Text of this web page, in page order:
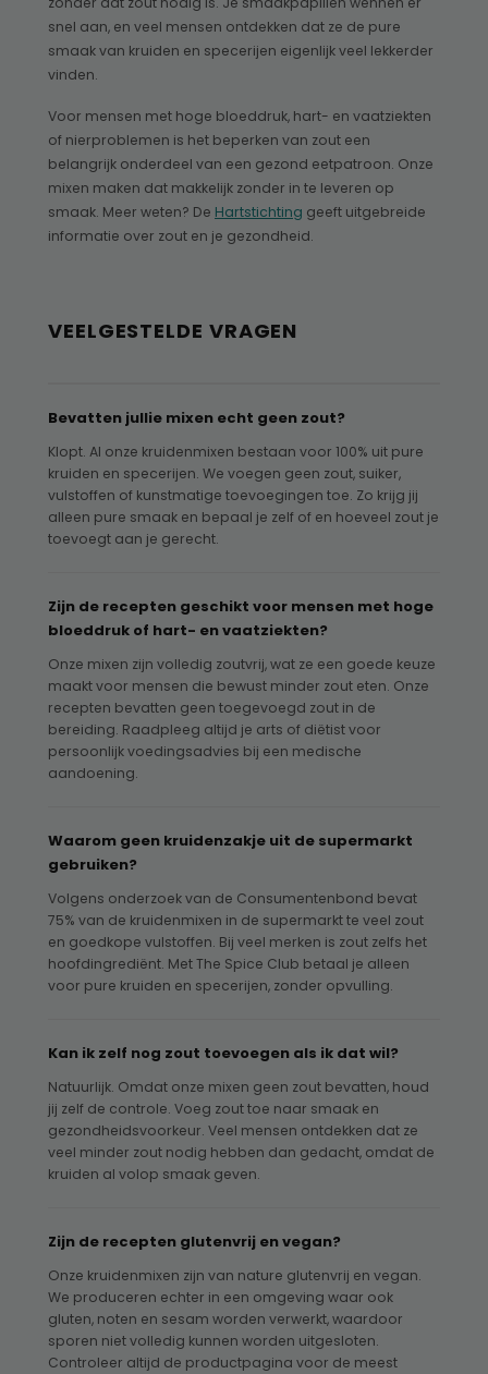
snel aan, en veel mensen ontdekken dat ze de pure
smaak van kruiden en specerijen eigenlijk veel lekkerder
vinden.
Voor mensen met hoge bloeddruk, hart- en vaatziekten
of nierproblemen is het beperken van zout een
belangrijk onderdeel van een gezond eetpatroon. Onze
mixen maken dat makkelijk zonder in te leveren op
smaak. Meer weten? De Hartstichting geeft uitgebreide
informatie over zout en je gezondheid.
VEELGESTELDE VRAGEN
Bevatten jullie mixen echt geen zout?
Klopt. Al onze kruidenmixen bestaan voor 100% uit pure
kruiden en specerijen. We voegen geen zout, suiker,
vulstoffen of kunstmatige toevoegingen toe. Zo krijg jij
alleen pure smaak en bepaal je zelf of en hoeveel zout je
toevoegt aan je gerecht.
Zijn de recepten geschikt voor mensen met hoge
bloeddruk of hart- en vaatziekten?
Onze mixen zijn volledig zoutvrij, wat ze een goede keuze
maakt voor mensen die bewust minder zout eten. Onze
recepten bevatten geen toegevoegd zout in de
bereiding. Raadpleeg altijd je arts of diëtist voor
persoonlijk voedingsadvies bij een medische
aandoening.
Waarom geen kruidenzakje uit de supermarkt
gebruiken?
Volgens onderzoek van de Consumentenbond bevat
75% van de kruidenmixen in de supermarkt te veel zout
en goedkope vulstoffen. Bij veel merken is zout zelfs het
hoofdingrediënt. Met The Spice Club betaal je alleen
voor pure kruiden en specerijen, zonder opvulling.
Kan ik zelf nog zout toevoegen als ik dat wil?
Natuurlijk. Omdat onze mixen geen zout bevatten, houd
jij zelf de controle. Voeg zout toe naar smaak en
gezondheidsvoorkeur. Veel mensen ontdekken dat ze
veel minder zout nodig hebben dan gedacht, omdat de
kruiden al volop smaak geven.
Zijn de recepten glutenvrij en vegan?
Onze kruidenmixen zijn van nature glutenvrij en vegan.
We produceren echter in een omgeving waar ook
gluten, noten en sesam worden verwerkt, waardoor
sporen niet volledig kunnen worden uitgesloten.
Controleer altijd de productpagina voor de meest